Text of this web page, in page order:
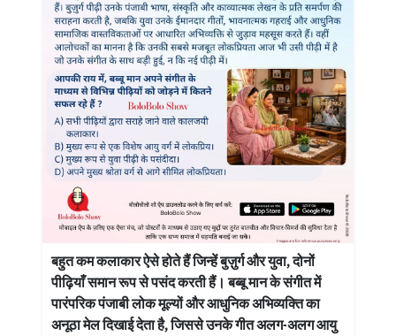
बहुत कम कलाकार ऐसे होते हैं जिन्हें बुज़ुर्ग और युवा, दोनों
पीढ़ियाँ समान रूप से पसंद करती हैं। बब्बू मान के संगीत में
पारंपरिक पंजाबी लोक मूल्यों और आधुनिक अभिव्यक्ति का
अनूठा मेल दिखाई देता है, जिससे उनके गीत अलग-अलग आयु